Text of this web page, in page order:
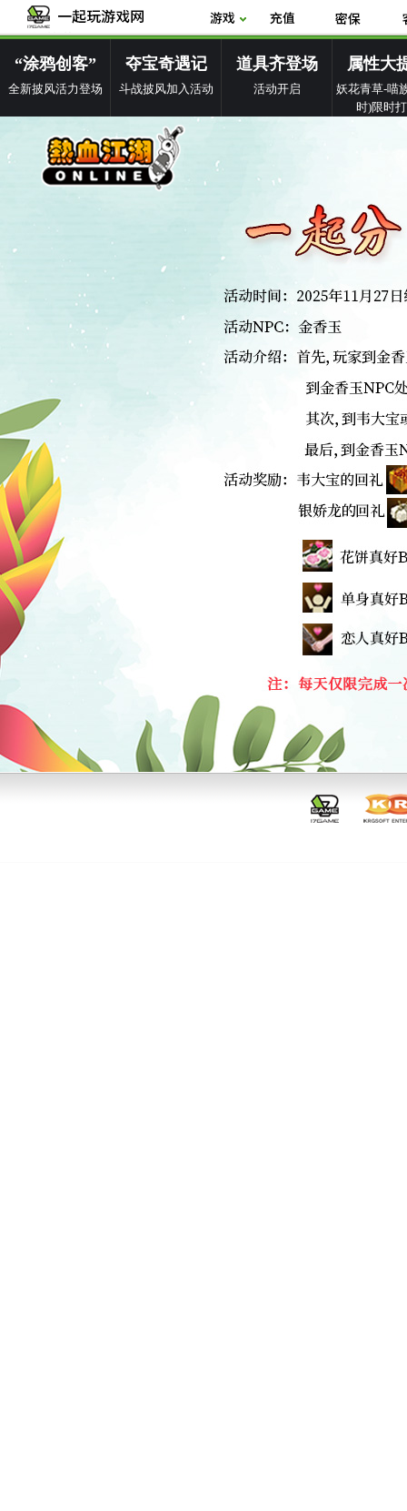
“涂鸦创客”
全新披风活力登场
夺宝奇遇记
斗战披风加入活动
道具齐登场
活动开启
属性大
妖花青草-喵
时)限时